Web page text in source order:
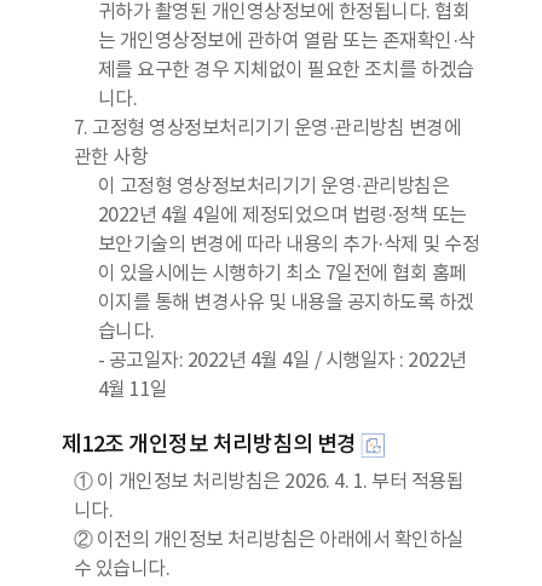
귀하가 촬영된 개인영상정보에 한정됩니다. 협회
는 개인영상정보에 관하여 열람 또는 존재확인·삭
제를 요구한 경우 지체없이 필요한 조치를 하겠습
니다.
7. 고정형 영상정보처리기기 운영·관리방침 변경에
관한 사항
이 고정형 영상정보처리기기 운영·관리방침은
2022년 4월 4일에 제정되었으며 법령·정책 또는
보안기술의 변경에 따라 내용의 추가·삭제 및 수정
이 있을시에는 시행하기 최소 7일전에 협회 홈페
이지를 통해 변경사유 및 내용을 공지하도록 하겠
습니다.
- 공고일자: 2022년 4월 4일 / 시행일자 : 2022년
4월 11일
제12조 개인정보 처리방침의 변경
① 이 개인정보 처리방침은 2026. 4. 1. 부터 적용됩
니다.
② 이전의 개인정보 처리방침은 아래에서 확인하실
수 있습니다.